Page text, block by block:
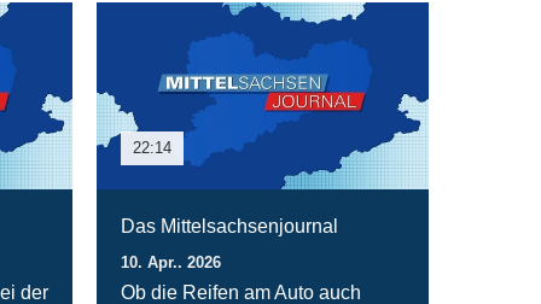
der
22:14
Das Mittelsachsenjournal
10. Apr.. 2026
Ob die Reifen am Auto auch